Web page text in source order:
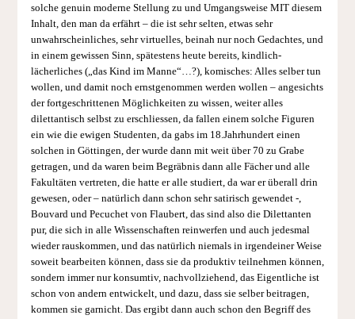
solche genuin moderne Stellung zu und Umgangsweise MIT diesem
Inhalt, den man da erfährt – die ist sehr selten, etwas sehr
unwahrscheinliches, sehr virtuelles, beinah nur noch Gedachtes, und
in einem gewissen Sinn, spätestens heute bereits, kindlich-
lächerliches („das Kind im Manne“…?), komisches: Alles selber tun
wollen, und damit noch ernstgenommen werden wollen – angesichts
der fortgeschrittenen Möglichkeiten zu wissen, weiter alles
dilettantisch selbst zu erschliessen, da fallen einem solche Figuren
ein wie die ewigen Studenten, da gabs im 18.Jahrhundert einen
solchen in Göttingen, der wurde dann mit weit über 70 zu Grabe
getragen, und da waren beim Begräbnis dann alle Fächer und alle
Fakultäten vertreten, die hatte er alle studiert, da war er überall drin
gewesen, oder – natürlich dann schon sehr satirisch gewendet -,
Bouvard und Pecuchet von Flaubert, das sind also die Dilettanten
pur, die sich in alle Wissenschaften reinwerfen und auch jedesmal
wieder rauskommen, und das natürlich niemals in irgendeiner Weise
soweit bearbeiten können, dass sie da produktiv teilnehmen können,
sondern immer nur konsumtiv, nachvollziehend, das Eigentliche ist
schon von andern entwickelt, und dazu, dass sie selber beitragen,
kommen sie garnicht. Das ergibt dann auch schon den Begriff des